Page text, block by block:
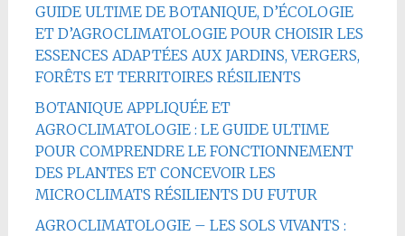
GUIDE ULTIME DE BOTANIQUE, D’ÉCOLOGIE
ET D’AGROCLIMATOLOGIE POUR CHOISIR LES
ESSENCES ADAPTÉES AUX JARDINS, VERGERS,
FORÊTS ET TERRITOIRES RÉSILIENTS
BOTANIQUE APPLIQUÉE ET
AGROCLIMATOLOGIE : LE GUIDE ULTIME
POUR COMPRENDRE LE FONCTIONNEMENT
DES PLANTES ET CONCEVOIR LES
MICROCLIMATS RÉSILIENTS DU FUTUR
AGROCLIMATOLOGIE – LES SOLS VIVANTS :